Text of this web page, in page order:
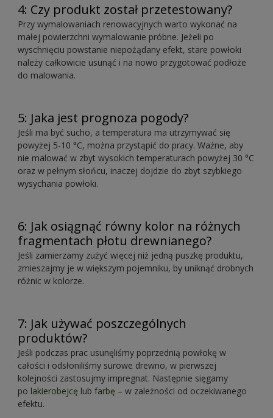
4: Czy produkt został przetestowany?
Przy wymalowaniach renowacyjnych warto wykonać na
małej powierzchni wymalowanie próbne. Jeżeli po
wyschnięciu powstanie niepożądany efekt, stare powłoki
należy całkowicie usunąć i na nowo przygotować podłoże
do malowania.
5: Jaka jest prognoza pogody?
Jeśli ma być sucho, a temperatura ma utrzymywać się
powyżej 5-10 °C, można przystąpić do pracy. Ważne, aby
nie malować w zbyt wysokich temperaturach powyżej 30 °C
oraz w pełnym słońcu, inaczej dojdzie do zbyt szybkiego
wysychania powłoki.
6: Jak osiągnąć równy kolor na różnych
fragmentach płotu drewnianego?
Jeśli zamierzamy zużyć więcej niż jedną puszkę produktu,
zmieszajmy je w większym pojemniku, by uniknąć drobnych
różnic w kolorze.
7: Jak używać poszczególnych
produktów?
Jeśli podczas prac usunęliśmy poprzednią powłokę w
całości i odsłoniliśmy surowe drewno, w pierwszej
kolejności zastosujmy impregnat. Następnie sięgamy
po lakierobejcę lub farbę – w zależności od oczekiwanego
efektu.